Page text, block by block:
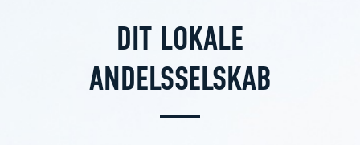
DIT LOKALE
ANDELSSELSKAB